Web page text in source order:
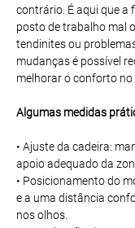
contrário. É aqui que a
posto de trabalho mal
tendinites ou
mudanças é possível
melhorar o conforto no
Algumas medidas
• Ajuste da cadeira:
apoio adequado da
• Posicionamento do
e a uma distância
nos olhos.